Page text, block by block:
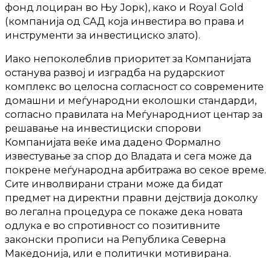
фонд лоциран во Њу Јорк), како и Royal Gold
(компанија од САД која инвестира во права и
инструменти за инвестициско злато).
Иако непоколеблив приоритет за Компанијата
останува развој и изградба на рударскиот
комплекс во целосна согласност со современите
домашни и меѓународни еколошки стандарди,
согласно правилата на Меѓународниот центар за
решавање на инвестициски спорови
Компанијата веќе има дадено Формално
известување за спор до Владата и сега може да
покрене меѓународна арбитража во секое време.
Сите инволвирани страни може да бидат
предмет на директни правни дејствија доколку
во легална процедура се покаже дека новата
одлука е во спротивност со позитивните
законски прописи на Република Северна
Македонија, или е политички мотивиранa.